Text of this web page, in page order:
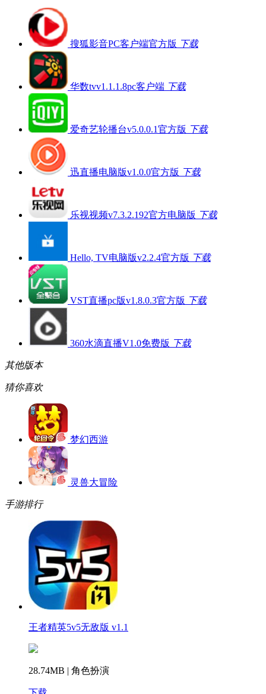
搜狐影音PC客户端官方版 下载
华数tvv1.1.1.8pc客户端 下载
爱奇艺轮播台v5.0.0.1官方版 下载
迅直播电脑版v1.0.0官方版 下载
乐视视频v7.3.2.192官方电脑版 下载
Hello, TV电脑版v2.2.4官方版 下载
VST直播pc版v1.8.0.3官方版 下载
360水滴直播V1.0免费版 下载
其他版本
猜你喜欢
梦幻西游
灵兽大冒险
手游排行
王者精英5v5无敌版 v1.1
28.74MB | 角色扮演